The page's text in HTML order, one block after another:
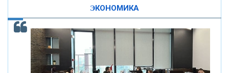
ЭКОНОМИКА